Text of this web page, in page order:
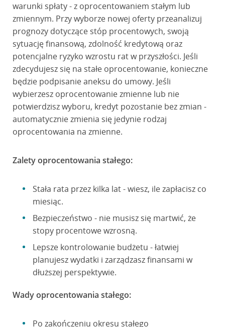
warunki spłaty - z oprocentowaniem stałym lub
zmiennym. Przy wyborze nowej oferty przeanalizuj
prognozy dotyczące stóp procentowych, swoją
sytuację finansową, zdolność kredytową oraz
potencjalne ryzyko wzrostu rat w przyszłości. Jeśli
zdecydujesz się na stałe oprocentowanie, konieczne
będzie podpisanie aneksu do umowy. Jeśli
wybierzesz oprocentowanie zmienne lub nie
potwierdzisz wyboru, kredyt pozostanie bez zmian -
automatycznie zmienia się jedynie rodzaj
oprocentowania na zmienne.
Zalety oprocentowania stałego:
Stała rata przez kilka lat - wiesz, ile zapłacisz co
miesiąc.
Bezpieczeństwo - nie musisz się martwić, że
stopy procentowe wzrosną.
Lepsze kontrolowanie budżetu - łatwiej
planujesz wydatki i zarządzasz finansami w
dłuższej perspektywie.
Wady oprocentowania stałego:
Po zakończeniu okresu stałego